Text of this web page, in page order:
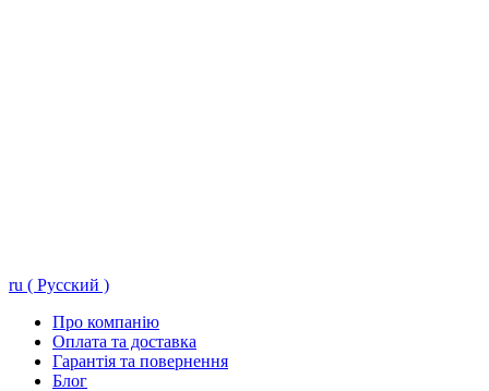
ru ( Русский )
Про компанію
Оплата та доставка
Гарантія та повернення
Блог